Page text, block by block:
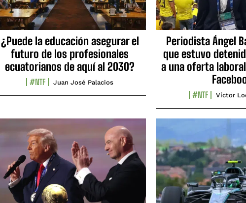
¿Puede la educación asegurar el
futuro de los profesionales
ecuatorianos de aquí al 2030?
#NTF Juan José Palacios
Periodista Ángel
que estuvo
a una oferta
#NTF Víctor